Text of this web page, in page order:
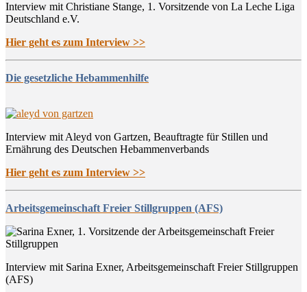
Interview mit Christiane Stange, 1. Vorsitzende von La Leche Liga
Deutschland e.V.
Hier geht es zum Interview >>
Die gesetzliche Hebammenhilfe
Interview mit Aleyd von Gartzen, Beauftragte für Stillen und
Ernährung des Deutschen Hebammenverbands
Hier geht es zum Interview >>
Arbeitsgemeinschaft Freier Stillgruppen (AFS)
Interview mit Sarina Exner, Arbeitsgemeinschaft Freier Stillgruppen
(AFS)